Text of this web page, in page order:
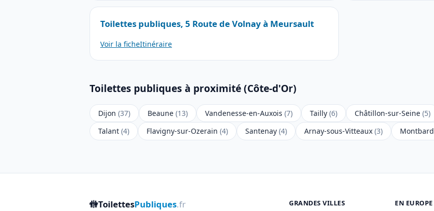
Toilettes publiques, 5 Route de Volnay à Meursault
Voir la ficheItinéraire
Toilettes publiques à proximité (Côte-d'Or)
Dijon (37) Beaune (13) Vandenesse-en-Auxois (7) Tailly (6) Châtillon-sur-Seine (5)
Talant (4) Flavigny-sur-Ozerain (4) Santenay (4) Arnay-sous-Vitteaux (3) Montbard
🚻ToilettesPubliques.fr GRANDES VILLES EN EUROPE